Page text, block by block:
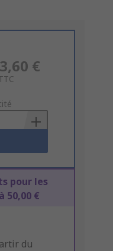
€
pour les
50,00 €
du